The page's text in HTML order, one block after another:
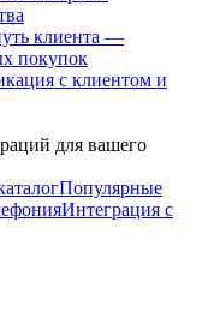
клиента —
покупок
с клиентом и
для вашего
Популярные
Интеграция с